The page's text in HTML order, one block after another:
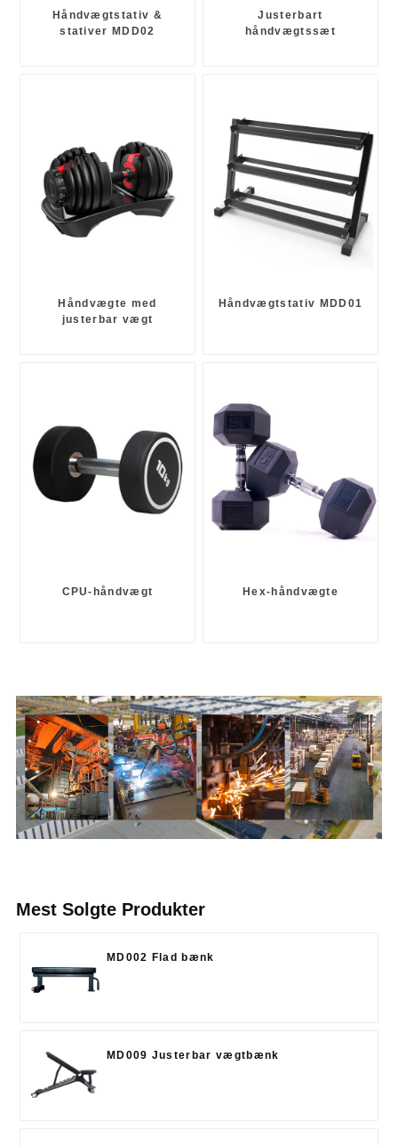
Håndvægtstativ &
stativer MDD02
Justerbart
håndvægtssæt
Håndvægte med
justerbar vægt
Håndvægtstativ MDD01
CPU-håndvægt Hex-håndvægte
Mest Solgte Produkter
MD002 Flad bænk
MD009 Justerbar vægtbænk